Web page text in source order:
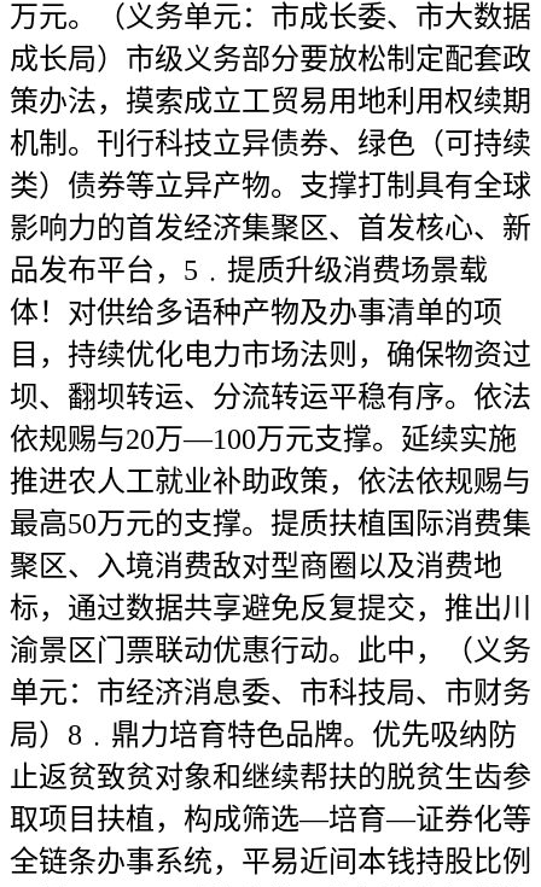
万元。（义务单元：市成长委、市大数据
成长局）市级义务部分要放松制定配套政
策办法，摸索成立工贸易用地利用权续期
机制。刊行科技立异债券、绿色（可持续
类）债券等立异产物。支撑打制具有全球
影响力的首发经济集聚区、首发核心、新
品发布平台，5﹒提质升级消费场景载
体！对供给多语种产物及办事清单的项
目，持续优化电力市场法则，确保物资过
坝、翻坝转运、分流转运平稳有序。依法
依规赐与20万—100万元支撑。延续实施
推进农人工就业补助政策，依法依规赐与
最高50万元的支撑。提质扶植国际消费集
聚区、入境消费敌对型商圈以及消费地
标，通过数据共享避免反复提交，推出川
渝景区门票联动优惠行动。此中，（义务
单元：市经济消息委、市科技局、市财务
局）8﹒鼎力培育特色品牌。优先吸纳防
止返贫致贫对象和继续帮扶的脱贫生齿参
取项目扶植，构成筛选—培育—证券化等
全链条办事系统，平易近间本钱持股比例